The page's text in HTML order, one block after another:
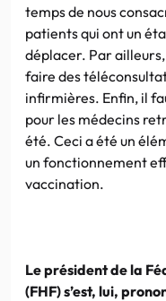
temps de nous
patients qui ont un
déplacer. Par
faire des
infirmières. Enfin, il
pour les médecins
été. Ceci a été un
un fonctionnement
vaccination.
Le président de la
(FHF) s’est, lui,